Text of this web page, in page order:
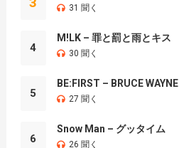
31 聞く
4
M!LK – 罪と罰と雨とキス
30 聞く
5
BE:FIRST – BRUCE WAYNE
27 聞く
6
Snow Man – グッタイム
26 聞く